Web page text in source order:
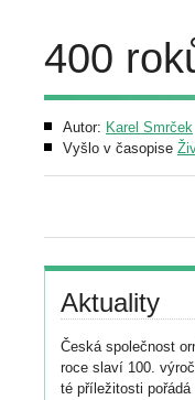
400
Autor: Karel Smrček
Vyšlo v časopise
Aktuality
Česká společnost
roce slaví 100.
té příležitosti pořádá